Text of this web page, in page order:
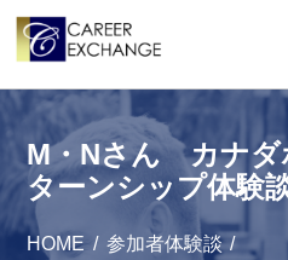
+ 国から選ぶ
+ 目的から選ぶ
求人検索
M・Nさん カナダ
ターンシップ体験
HOME / 参加者体験談 /